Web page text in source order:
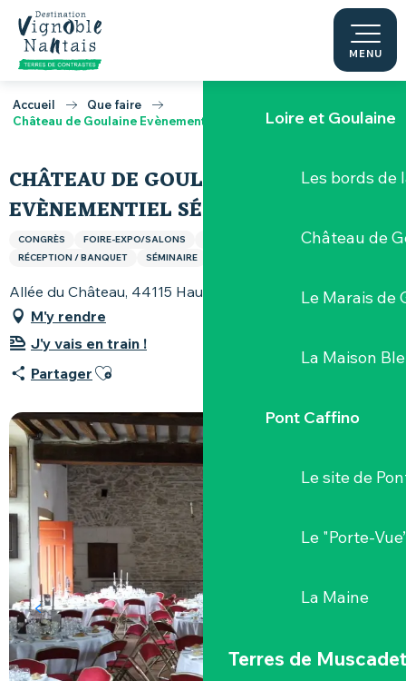
Aller
contenu
principal
MENU
Route des
Loire
Loire et Goulaine
Les bords de
Château de
Le Marais de
La Maison
Pont Caffino
Le site de
Le "Porte-
La Maine
Terres de Muscadet
Accueil
Que faire
Château de Goulaine Evènementiel Séminaire
CHÂTEAU DE GOULAINE
EVÈNEMENTIEL SÉMINAIRE
CONGRÈS FOIRE-EXPO/SALONS
RÉCEPTION / BANQUET
SÉMINAIRE
Allée du Château, 44115 Haute-Goulaine
M'y rendre
J'y vais en train !
Partager Ajouter aux favoris